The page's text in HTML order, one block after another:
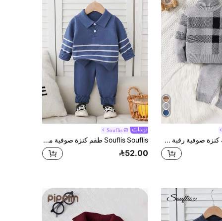
SHEIN مجموعة كنزة صوفية رقبة عالية مربعة وبنطلون جوجر للأطفال الصبيان/البنات، مناسبة للارتداء في فصلي الخريف والشتاء، 2 قطعة/مجموعة
Souflis
Souflis Souflis طقم كنزة صوفية مخططة طويلة الأكمام كاجوال وجميلة للأطفال الصغار، خريف/شتاء
52.00